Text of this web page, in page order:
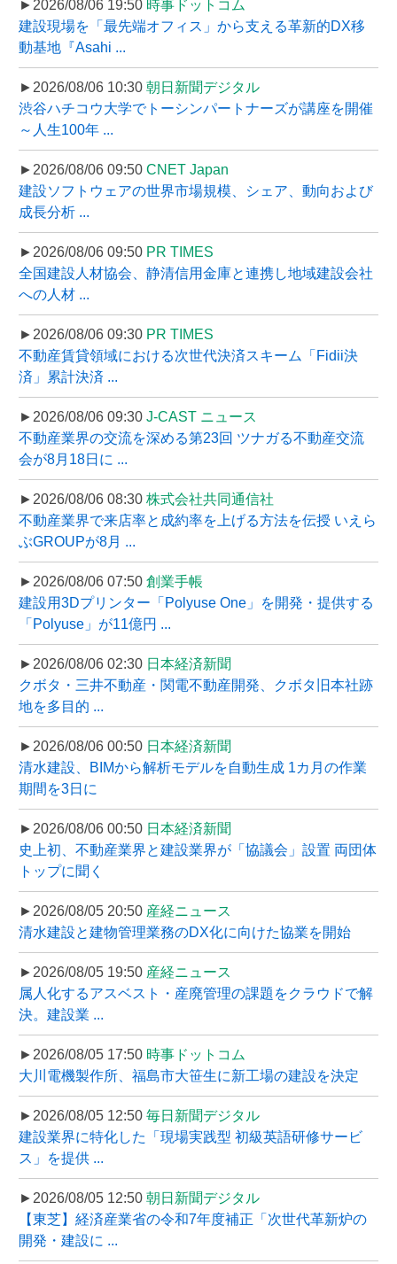
►2026/08/06 19:50 時事ドットコム
建設現場を「最先端オフィス」から支える革新的DX移
動基地『Asahi ...
►2026/08/06 10:30 朝日新聞デジタル
渋谷ハチコウ大学でトーシンパートナーズが講座を開催
～人生100年 ...
►2026/08/06 09:50 CNET Japan
建設ソフトウェアの世界市場規模、シェア、動向および
成長分析 ...
►2026/08/06 09:50 PR TIMES
全国建設人材協会、静清信用金庫と連携し地域建設会社
への人材 ...
►2026/08/06 09:30 PR TIMES
不動産賃貸領域における次世代決済スキーム「Fidii決
済」累計決済 ...
►2026/08/06 09:30 J-CAST ニュース
不動産業界の交流を深める第23回 ツナガる不動産交流
会が8月18日に ...
►2026/08/06 08:30 株式会社共同通信社
不動産業界で来店率と成約率を上げる方法を伝授 いえら
ぶGROUPが8月 ...
►2026/08/06 07:50 創業手帳
建設用3Dプリンター「Polyuse One」を開発・提供する
「Polyuse」が11億円 ...
►2026/08/06 02:30 日本経済新聞
クボタ・三井不動産・関電不動産開発、クボタ旧本社跡
地を多目的 ...
►2026/08/06 00:50 日本経済新聞
清水建設、BIMから解析モデルを自動生成 1カ月の作業
期間を3日に
►2026/08/06 00:50 日本経済新聞
史上初、不動産業界と建設業界が「協議会」設置 両団体
トップに聞く
►2026/08/05 20:50 産経ニュース
清水建設と建物管理業務のDX化に向けた協業を開始
►2026/08/05 19:50 産経ニュース
属人化するアスベスト・産廃管理の課題をクラウドで解
決。建設業 ...
►2026/08/05 17:50 時事ドットコム
大川電機製作所、福島市大笹生に新工場の建設を決定
►2026/08/05 12:50 毎日新聞デジタル
建設業界に特化した「現場実践型 初級英語研修サービ
ス」を提供 ...
►2026/08/05 12:50 朝日新聞デジタル
【東芝】経済産業省の令和7年度補正「次世代革新炉の
開発・建設に ...